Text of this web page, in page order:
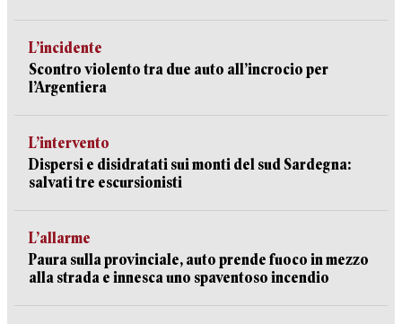
L’incidente
Scontro violento tra due auto all’incrocio per
l’Argentiera
L’intervento
Dispersi e disidratati sui monti del sud Sardegna:
salvati tre escursionisti
L’allarme
Paura sulla provinciale, auto prende fuoco in mezzo
alla strada e innesca uno spaventoso incendio